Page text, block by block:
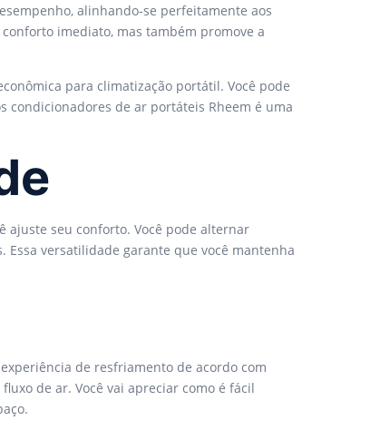
alinhando-se perfeitamente aos
imediato, mas também promove a
para climatização portátil. Você pode
condicionadores de ar portáteis Rheem é uma
ajuste seu conforto. Você pode alternar
versatilidade garante que você mantenha
de resfriamento de acordo com
de ar. Você vai apreciar como é fácil